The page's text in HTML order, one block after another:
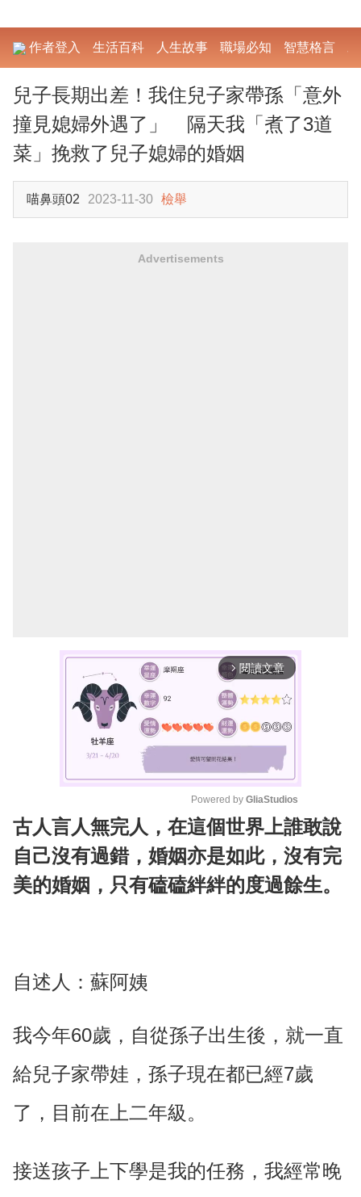
作者登入 生活百科 人生故事 職場必知 智慧格言
兒子長期出差！我住兒子家帶孫「意外
撞見媳婦外遇了」 隔天我「煮了3道
菜」挽救了兒子媳婦的婚姻
喵鼻頭02 2023-11-30 檢舉
Advertisements
arrow_forward_ios 閱讀文章
M
u
t
e
Powered by GliaStudios
古人言人無完人，在這個世界上誰敢說
自己沒有過錯，婚姻亦是如此，沒有完
美的婚姻，只有磕磕絆絆的度過餘生。
自述人：蘇阿姨
我今年60歲，自從孫子出生後，就一直
給兒子家帶娃，孫子現在都已經7歲
了，目前在上二年級。
接送孩子上下學是我的任務，我經常晚